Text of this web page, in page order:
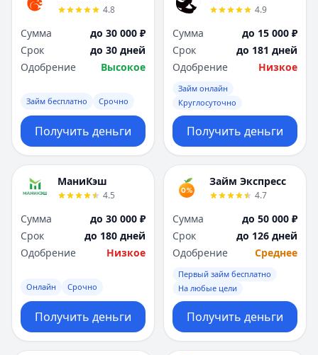
4.8
Сумма
до 30 000 ₽
Срок
до 30 дней
Одобрение
Высокое
Займ бесплатно Срочно
Получить деньги
4.9
Сумма
до 15 000 ₽
Срок
до 181 дней
Одобрение
Низкое
Займ онлайн
Круглосуточно
Получить деньги
МаниКэш
4.5
Сумма
до 30 000 ₽
Срок
до 180 дней
Одобрение
Низкое
Онлайн Срочно
Получить деньги
Займ Экспресс
4.7
Сумма
до 50 000 ₽
Срок
до 126 дней
Одобрение
Среднее
Первый займ бесплатно
На любые цели
Получить деньги